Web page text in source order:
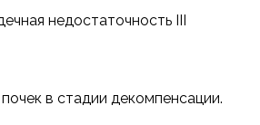
недостаточность III
в стадии декомпенсации.